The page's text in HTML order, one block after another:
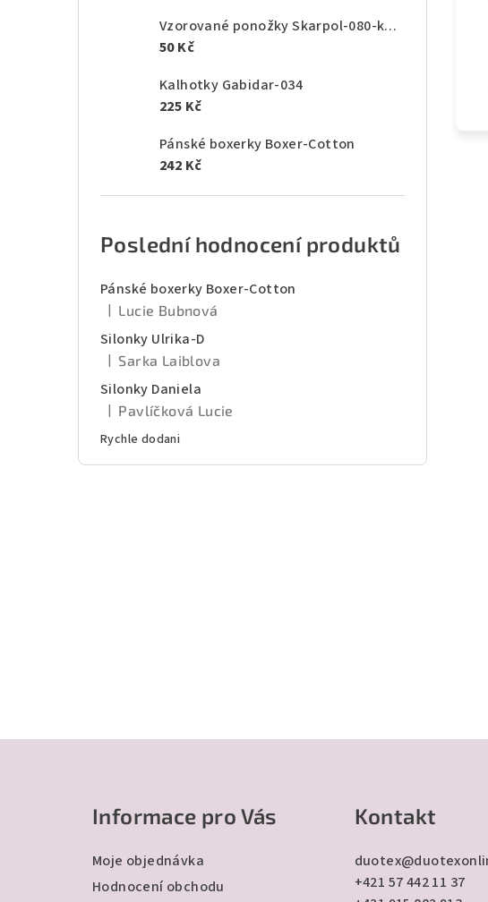
Vzorované ponožky Skarpol-080-kaktus
50 Kč
Kalhotky Gabidar-034
225 Kč
Pánské boxerky Boxer-Cotton
242 Kč
Poslední hodnocení produktů
Pánské boxerky Boxer-Cotton
Hodnocení produktu je 5 z 5 hvězdiček.
Lucie Bubnová
Silonky Ulrika-D
Hodnocení produktu je 5 z 5 hvězdiček.
Sarka Laiblova
Silonky Daniela
Hodnocení produktu je 5 z 5 hvězdiček.
Pavlíčková Lucie
Rychle dodani
Informace pro Vás
Moje objednávka
Hodnocení obchodu
Kontakt
duotex@
+421 57 442 11 37